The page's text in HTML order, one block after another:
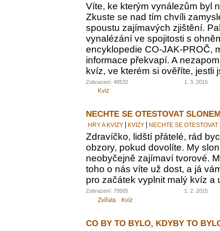
Víte, ke kterým vynálezům byl
Zkuste se nad tím chvíli
spoustu zajímavých zjištění.
vynalézání ve spojitosti s
encyklopedie CO-JAK-PROČ,
informace překvapí. A
kvíz, ve kterém si ověříte, jestli
Zobrazení: 48532 1. 3. 2015
Kvíz
NECHTE SE OTESTOVAT
HRY A KVÍZY KVÍZY NECHTE SE
Zdravíčko, lidští přátelé, rád
obzory, pokud dovolíte. My
neobyčejně zajímaví tvorové.
toho o nás víte už dost, a já
pro začátek vyplnit malý kvíz a
Zobrazení: 79505 1. 2. 2015
Zvířata Kvíz
CO BY TO BYLO, KDYBY TO